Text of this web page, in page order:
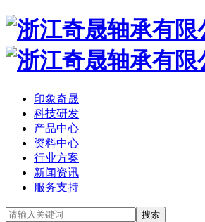
印象奇晟
科技研发
产品中心
资料中心
行业方案
新闻资讯
服务支持